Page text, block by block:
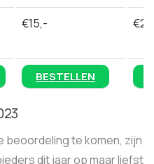
€15,-
BESTELLEN
beoordeling te komen, zijn
dit jaar op maar liefst